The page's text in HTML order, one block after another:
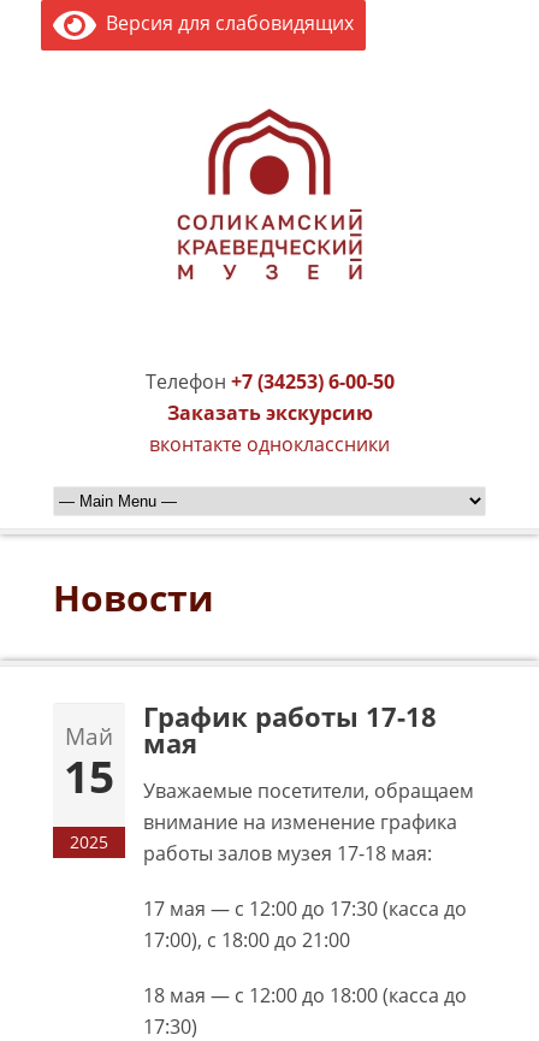
Версия для слабовидящих
Телефон +7 (34253) 6-00-50
Заказать экскурсию
вконтакте одноклассники
Новости
Май
15
2025
График работы 17-18
мая
Уважаемые посетители, обращаем
внимание на изменение графика
работы залов музея 17-18 мая:
17 мая — с 12:00 до 17:30 (касса до
17:00), с 18:00 до 21:00
18 мая — с 12:00 до 18:00 (касса до
17:30)